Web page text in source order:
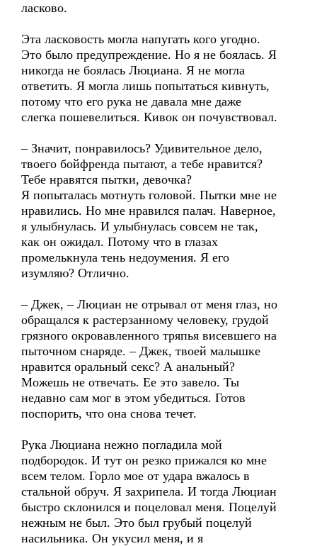
ласково.
Эта ласковость могла напугать кого угодно.
Это было предупреждение. Но я не боялась. Я
никогда не боялась Люциана. Я не могла
ответить. Я могла лишь попытаться кивнуть,
потому что его рука не давала мне даже
слегка пошевелиться. Кивок он почувствовал.
– Значит, понравилось? Удивительное дело,
твоего бойфренда пытают, а тебе нравится?
Тебе нравятся пытки, девочка?
Я попыталась мотнуть головой. Пытки мне не
нравились. Но мне нравился палач. Наверное,
я улыбнулась. И улыбнулась совсем не так,
как он ожидал. Потому что в глазах
промелькнула тень недоумения. Я его
изумляю? Отлично.
– Джек, – Люциан не отрывал от меня глаз, но
обращался к растерзанному человеку, грудой
грязного окровавленного тряпья висевшего на
пыточном снаряде. – Джек, твоей малышке
нравится оральный секс? А анальный?
Можешь не отвечать. Ее это завело. Ты
недавно сам мог в этом убедиться. Готов
поспорить, что она снова течет.
Рука Люциана нежно погладила мой
подбородок. И тут он резко прижался ко мне
всем телом. Горло мое от удара вжалось в
стальной обруч. Я захрипела. И тогда Люциан
быстро склонился и поцеловал меня. Поцелуй
нежным не был. Это был грубый поцелуй
насильника. Он укусил меня, и я